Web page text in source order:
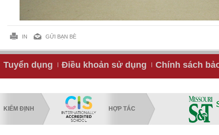
IN GỬI BẠN BÈ
Tuyển dụng Điều khoản sử dụng Chính sách
KIỂM ĐỊNH HỢP TÁC